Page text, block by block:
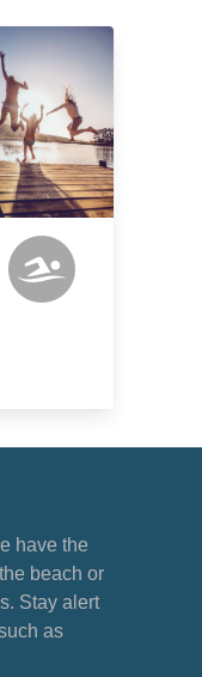
have the
beach or
Stay alert
as